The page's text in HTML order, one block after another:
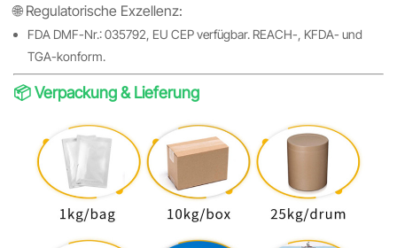
🌐 Regulatorische Exzellenz:
FDA DMF-Nr.: 035792, EU CEP verfügbar. REACH-, KFDA- und
TGA-konform.
📦 Verpackung & Lieferung